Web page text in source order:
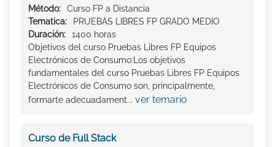
Método:
Curso FP a Distancia
Tematica:
PRUEBAS LIBRES FP GRADO MEDIO
Duración:
1400 horas
Objetivos del curso Pruebas Libres FP Equipos
Electrónicos de Consumo:Los objetivos
fundamentales del curso Pruebas Libres FP Equipos
Electrónicos de Consumo son, principalmente,
formarte adecuadament... ver temario
Curso de Full Stack